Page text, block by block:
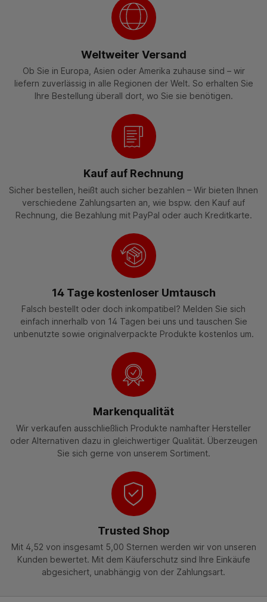
Weltweiter Versand
Ob Sie in Europa, Asien oder Amerika zuhause sind – wir
liefern zuverlässig in alle Regionen der Welt. So erhalten Sie
Ihre Bestellung überall dort, wo Sie sie benötigen.
Kauf auf Rechnung
Sicher bestellen, heißt auch sicher bezahlen – Wir bieten Ihnen
verschiedene Zahlungsarten an, wie bspw. den Kauf auf
Rechnung, die Bezahlung mit PayPal oder auch Kreditkarte.
14 Tage kostenloser Umtausch
Falsch bestellt oder doch inkompatibel? Melden Sie sich
einfach innerhalb von 14 Tagen bei uns und tauschen Sie
unbenutzte sowie originalverpackte Produkte kostenlos um.
Markenqualität
Wir verkaufen ausschließlich Produkte namhafter Hersteller
oder Alternativen dazu in gleichwertiger Qualität. Überzeugen
Sie sich gerne von unserem Sortiment.
Trusted Shop
Mit 4,52 von insgesamt 5,00 Sternen werden wir von unseren
Kunden bewertet. Mit dem Käuferschutz sind Ihre Einkäufe
abgesichert, unabhängig von der Zahlungsart.